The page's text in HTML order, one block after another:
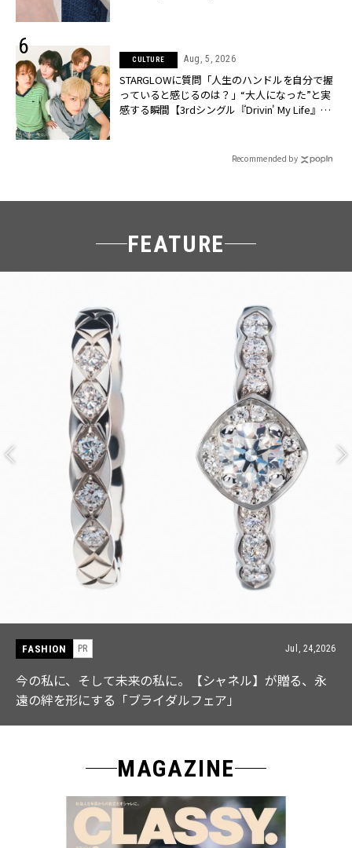
CULTURE Aug, 5, 2026
STARGLOWに質問「人生のハンドルを自分で握
っていると感じるのは？」“大️人になった”と実
感する瞬間【3rdシングル『Drivin' My Life』発
Recommended by
FEATURE
FASHION PR Jul, 15,2026
【ICB】人気インフルエンサーと共同制作! 週5で着たく
なる「名品ブラウス」２選
MAGAZINE